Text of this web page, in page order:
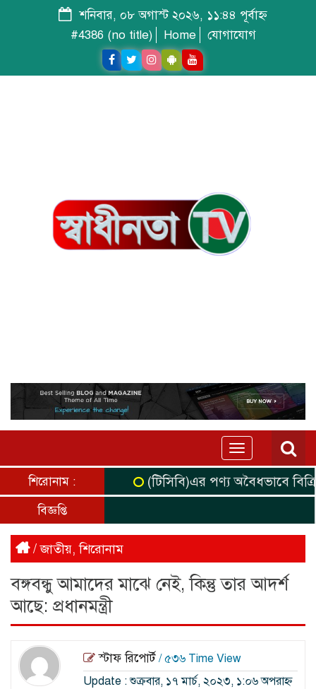
শনিবার, ০৮ অগাস্ট ২০২৬, ১১:৪৪ পূর্বাহ্ন
#4386 (no title)
Home যোগাযোগ
Toggle
navigation
শিরোনাম :
(টিসিবি)এর পণ্য অবৈধভাবে
বিজ্ঞপ্তি
/জাতীয়,শিরোনাম
বঙ্গবন্ধু আমাদের মাঝে নেই, কিন্তু তার আদর্শ
আছে: প্রধানমন্ত্রী
স্টাফ রিপোর্ট / ৫৩৬ Time View
Update : শুক্রবার, ১৭ মার্চ, ২০২৩, ১:০৬ অপরাহ্ন